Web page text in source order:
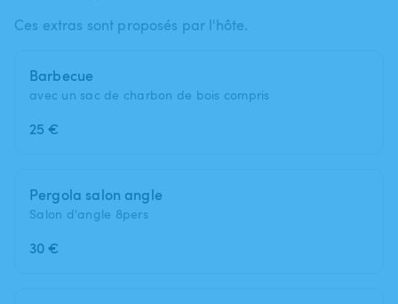
Ces extras sont proposés par l'hôte.
Barbecue
avec un sac de charbon de bois compris
25 €
Pergola salon angle
Salon d'angle 8pers
30 €